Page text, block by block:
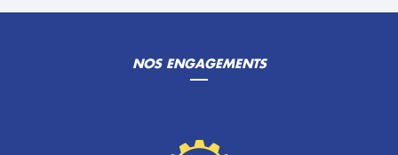
NOS ENGAGEMENTS